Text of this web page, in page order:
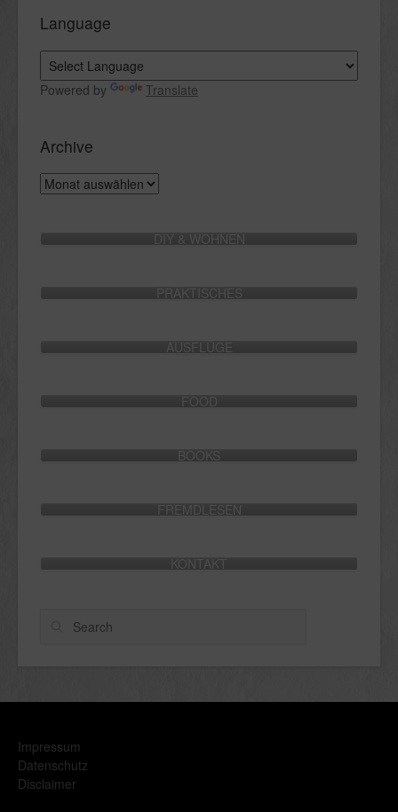
Language
Powered by Translate
Archive
Archive
DIY & WOHNEN
PRAKTISCHES
AUSFLÜGE
FOOD
BOOKS
FREMDLESEN
KONTAKT
Search
Impressum
Datenschutz
Disclaimer